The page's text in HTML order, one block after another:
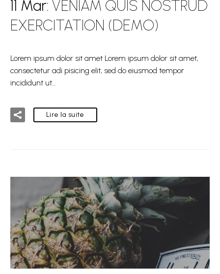
11 Mar: VENIAM QUIS NOSTRUD
EXERCITATION (DEMO)
Lorem ipsum dolor sit amet Lorem ipsum dolor sit amet,
consectetur adi pisicing elit, sed do eiusmod tempor
incididunt ut…
Lire la suite